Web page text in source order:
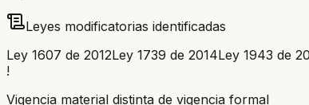
Leyes modificatorias identificadas
Ley 1607 de 2012Ley 1739 de 2014Ley 1943 de
!
Vigencia material distinta de vigencia formal